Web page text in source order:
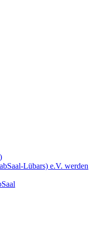
Lübars) e.V. werden